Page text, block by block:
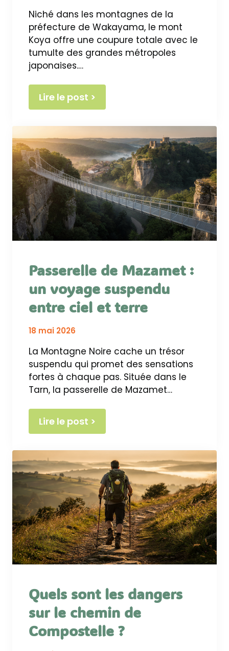
Niché dans les montagnes de la
préfecture de Wakayama, le mont
Koya offre une coupure totale avec le
tumulte des grandes métropoles
japonaises.…
Lire le post >
Passerelle de Mazamet :
un voyage suspendu
entre ciel et terre
18 mai 2026
La Montagne Noire cache un trésor
suspendu qui promet des sensations
fortes à chaque pas. Située dans le
Tarn, la passerelle de Mazamet…
Lire le post >
Quels sont les dangers
sur le chemin de
Compostelle ?